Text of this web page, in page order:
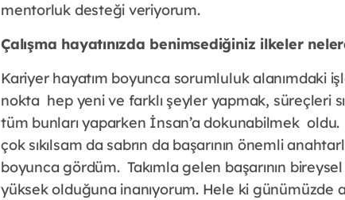
mentorluk desteği veriyorum.
Çalışma hayatınızda benimsediğiniz ilkeler
Kariyer hayatım boyunca sorumluluk alanımdaki
nokta hep yeni ve farklı şeyler yapmak, süreçleri
tüm bunları yaparken İnsan’a dokunabilmek
çok sıkılsam da sabrın da başarının önemli
boyunca gördüm. Takımla gelen başarının
yüksek olduğuna inanıyorum. Hele ki günümüzde